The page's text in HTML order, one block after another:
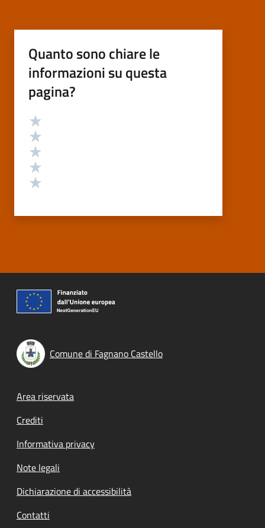
Quanto sono chiare le
informazioni su questa
pagina?
Valutazione
Comune di Fagnano Castello
Footer menu
Area riservata
Crediti
Informativa privacy
Note legali
Dichiarazione di accessibilità
Contatti